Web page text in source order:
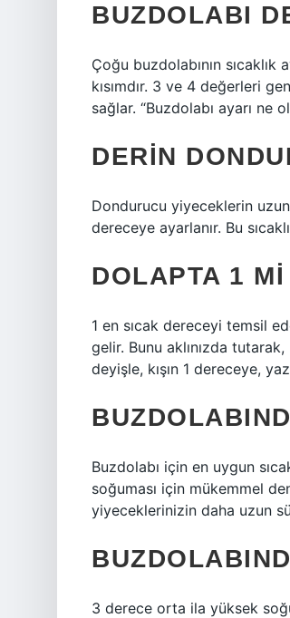
BUZDOLABI
Çoğu buzdolabının sıcaklık
kısımdır. 3 ve 4 değerleri
sağlar. “Buzdolabı ayarı ne
DERIN
Dondurucu yiyeceklerin
dereceye ayarlanır. Bu
DOLAPTA 1
1 en sıcak dereceyi temsil
gelir. Bunu aklınızda
deyişle, kışın 1 dereceye,
Buzdolabı için en uygun
soğuması için mükemmel
yiyeceklerinizin daha uzun
3 derece orta ila yüksek